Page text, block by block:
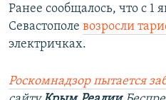
Ранее сообщалось, что с 1
Севастополе возросли
электричках.
Роскомнадзор пытается